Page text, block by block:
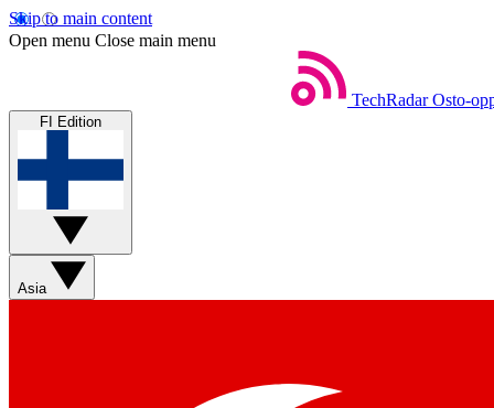
Skip to main content
Open menu Close main menu
TechRadar Osto-
FI Edition
Asia